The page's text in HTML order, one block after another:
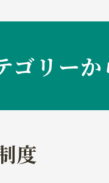
ゴリー
度